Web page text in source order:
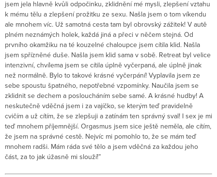
jsem jela hlavně kvůli odpočinku, zklidnění mé mysli, zlepšení vztahu
k mému tělu a zlepšení prožitku ze sexu. Našla jsem o tom víkendu
ale mnohem víc. Už samotná cesta tam byl obrovský zážitek! V autě
plném neznámých holek, každá jiná a přeci v něčem stejná. Od
prvního okamžiku na té kouzelné chaloupce jsem cítila klid. Našla
jsem spřízněné duše. Našla jsem klid sama v sobě. Retreat byl velice
intenzivní, chvílema jsem se cítila úplně vyčerpaná, ale úplně jinak
než normálně. Bylo to takové krásné vyčerpání! Vyplavila jsem ze
sebe spoustu špatného, nepotřebné vzpomínky. Naučila jsem se
zklidnit se dechem a posloucháním sebe samé. A krásné hudby! A
neskutečně vděčná jsem i za vajíčko, se kterým teď pravidelně
cvičím a už cítím, že se zlepšuji a zatínám ten správný sval! I sex je mi
teď mnohem příjemnější. Orgasmus jsem sice ještě neměla, ale cítím,
že jsem na správné cestě. Nejvíc mi pomohlo to, že se mám teď
mnohem radši. Mám ráda své tělo a jsem vděčná za každou jeho
část, za to jak úžasně mi slouží!”